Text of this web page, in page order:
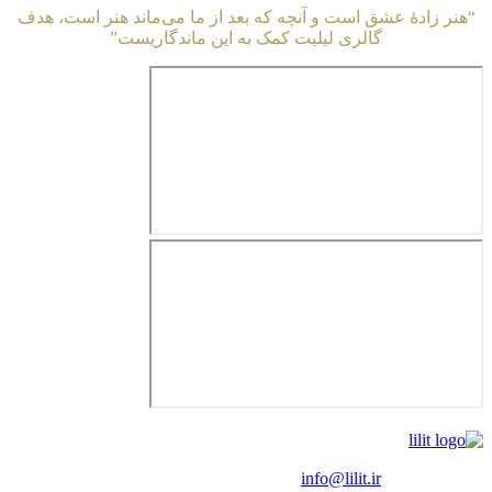
عشق است و آنچه که بعد از ما می‌ماند هنر است، هدف
گالری لیلیت کمک به این ماندگاریست”